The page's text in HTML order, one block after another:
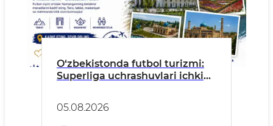
O‘zbekistonda futbol turizmi:
Superliga uchrashuvlari ichki
05.08.2026